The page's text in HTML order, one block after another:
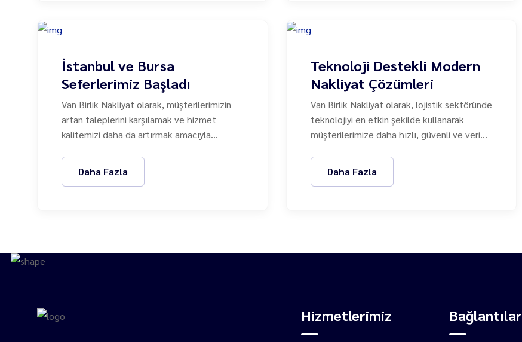
İstanbul ve Bursa
Seferlerimiz Başladı
Van Birlik Nakliyat olarak, müşterilerimizin
artan taleplerini karşılamak ve hizmet
kalitemizi daha da artırmak amacıyla
yaşıyoruz. Bu yeni hizmetimizle birlikte,
Daha Fazla
Teknoloji Destekli Modern
Nakliyat Çözümleri
Van Birlik Nakliyat olarak, lojistik sektöründe
teknolojiyi en etkin şekilde kullanarak
müşterilerimize daha hızlı, güvenli ve verimli
çözümlerimizle, taşımacılıkta modern
Daha Fazla
Hizmetlerimiz Bağlantılar